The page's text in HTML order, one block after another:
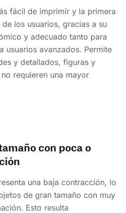
fácil de imprimir y la primera
los usuarios, gracias a su
y adecuado tanto para
usuarios avanzados. Permite
y detallados, figuras y
requieren una mayor
con poca o
una baja contracción, lo
de gran tamaño con muy
Esto resulta